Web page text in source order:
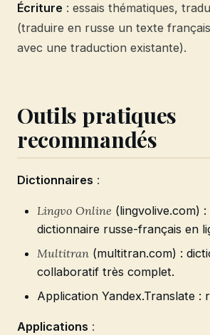
Écriture : essais thématiques,
(traduire en russe un texte
avec une traduction existante).
Outils pratiques
recommandés
Dictionnaires :
Lingvo Online (lingvolive.com)
dictionnaire russe-français en
Multitran (multitran.com) :
collaboratif très complet.
Application Yandex.Translate :
Applications :